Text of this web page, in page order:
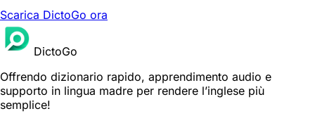
Scarica DictoGo ora
DictoGo
Offrendo dizionario rapido, apprendimento audio e
supporto in lingua madre per rendere l’inglese più
semplice!